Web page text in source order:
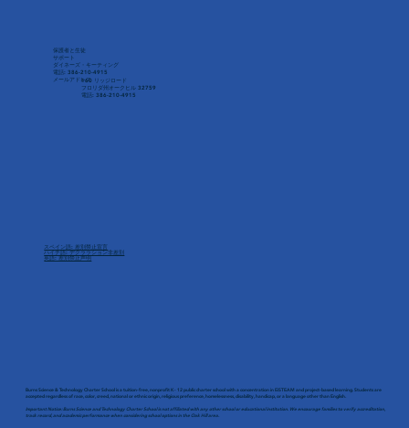
保護者と生徒
サポート
ダイネーズ・キーティング
電話: 386-210-4915
メールアドレス160 リッジロード
フロリダ州オークヒル 32759
電話: 386-210-4915
スペイン語: 差別禁止宣言
ハイチ語: デクララション非差別
英語: 差別禁止声明
Burns Science & Technology Charter School is a tuition-free, nonprofit K - 12 public charter school with a concentration in EiSTEAM and project-based learning. Students are
accepted regardless of race, color, creed, national or ethnic origin, religious preference, homelessness, disability, handicap, or a language other than English.
Important Notice: Burns Science and Technology Charter School is not affiliated with any other school or educational institution. We encourage families to verify accreditation,
track record, and academic performance when considering school options in the Oak Hill area.